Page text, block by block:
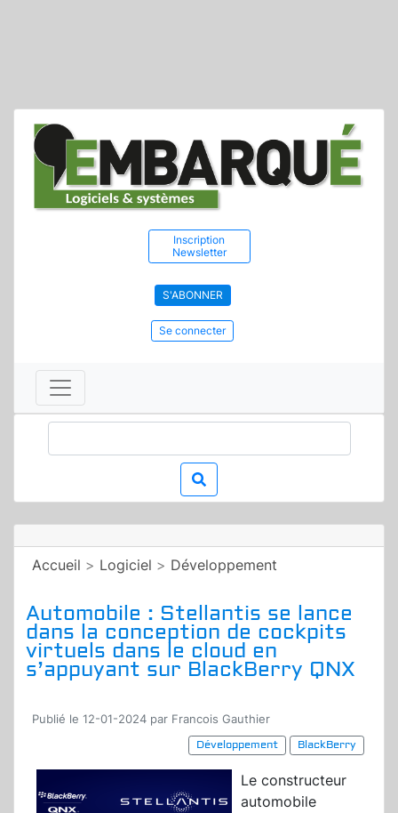
Inscription
Newsletter
S'ABONNER
Se connecter
Accueil > Logiciel > Développement
Automobile : Stellantis se lance
dans la conception de cockpits
virtuels dans le cloud en
s’appuyant sur BlackBerry QNX
Publié le 12-01-2024 par Francois Gauthier
Développement
BlackBerry
Le constructeur
automobile